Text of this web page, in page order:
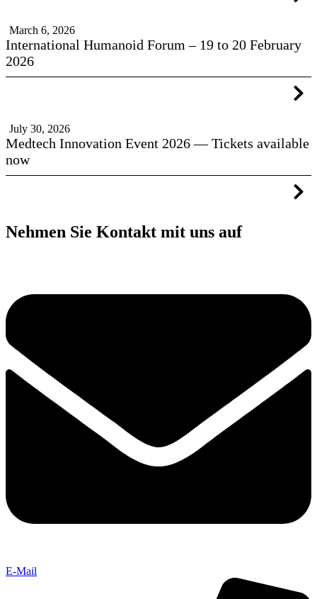
March 6, 2026
International Humanoid Forum – 19 to 20 February
2026
July 30, 2026
Medtech Innovation Event 2026 — Tickets available
now
Nehmen Sie Kontakt mit uns auf
E-Mail